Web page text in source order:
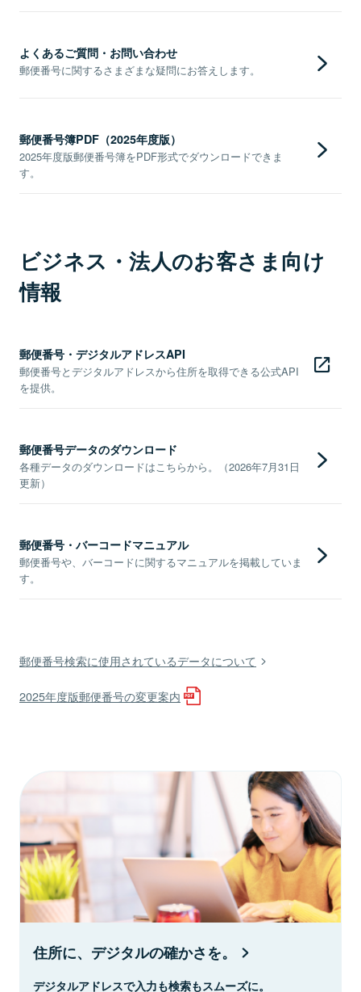
よくあるご質問・お問い合わせ
郵便番号に関するさまざまな疑問にお答えします。
郵便番号簿PDF（2025年度版）
2025年度版郵便番号簿をPDF形式でダウンロードできま
す。
ビジネス・法人のお客さま向け
情報
郵便番号・デジタルアドレスAPI
郵便番号とデジタルアドレスから住所を取得できる公式API
を提供。
郵便番号データのダウンロード
各種データのダウンロードはこちらから。（2026年7月31日
更新）
郵便番号・バーコードマニュアル
郵便番号や、バーコードに関するマニュアルを掲載していま
す。
郵便番号検索に使用されているデータについて
2025年度版郵便番号の変更案内
住所に、デジタルの確かさを。
デジタルアドレスで入力も検索もスムーズに。